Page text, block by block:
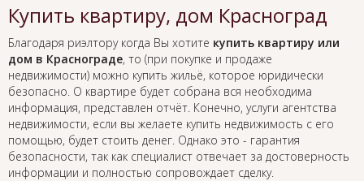
Купить квартиру, дом Красноград
Благодаря риэлтору когда Вы хотите купить квартиру или
дом в Краснограде, то (при покупке и продаже
недвижимости) можно купить жильё, которое юридически
безопасно. О квартире будет собрана вся необходима
информация, представлен отчёт. Конечно, услуги агентства
недвижимости, если вы желаете купить недвижимость с его
помощью, будет стоить денег. Однако это - гарантия
безопасности, так как специалист отвечает за достоверность
информации и полностью сопровождает сделку.